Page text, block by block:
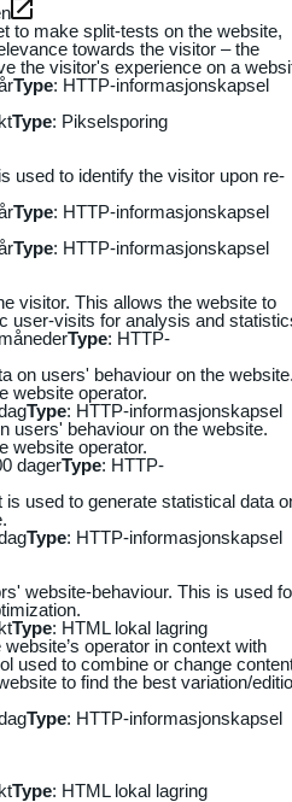
to make split-tests on the website,
towards the visitor – the
the visitor's experience on a
Type: HTTP-informasjonskapsel
Type: Pikselsporing
used to identify the visitor upon re-
Type: HTTP-informasjonskapsel
Type: HTTP-informasjonskapsel
visitor. This allows the website to
user-visits for analysis and
Type: HTTP-
on users' behaviour on the
website operator.
Type: HTTP-informasjonskapsel
users' behaviour on the website.
website operator.
dagerType: HTTP-
used to generate statistical data
Type: HTTP-informasjonskapsel
website-behaviour. This is used
Type: HTML lokal lagring
operator in context with
used to combine or change
to find the best variation/
Type: HTTP-informasjonskapsel
Type: HTML lokal lagring